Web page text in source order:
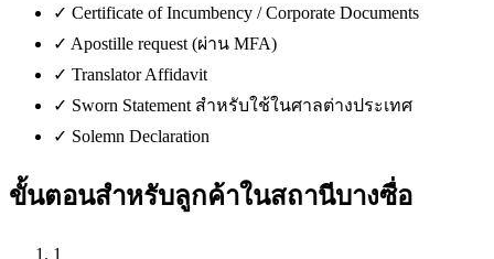
✓ Certificate of Incumbency / Corporate Documents
✓ Apostille request (ผ่าน MFA)
✓ Translator Affidavit
✓ Sworn Statement สำหรับใช้ในศาลต่างประเทศ
✓ Solemn Declaration
ขั้นตอนสำหรับลูกค้าในสถานีบางซื่อ
1